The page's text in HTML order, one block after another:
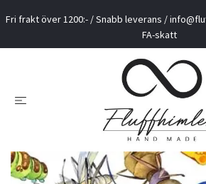
Fri frakt över 1200:- / Snabb leverans /
FA-skatt